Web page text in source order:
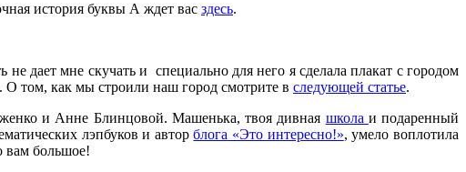
история буквы А ждет вас здесь.
дает мне скучать и специально для него я сделала плакат с городом
О том, как мы строили наш город смотрите в следующей статье.
и Анне Блинцовой. Машенька, твоя дивная школа и подаренный
лэпбуков и авторблога «Это интересно!», умело воплотила
вам большое!